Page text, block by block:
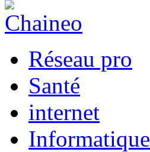
Réseau pro
Santé
internet
Informatique